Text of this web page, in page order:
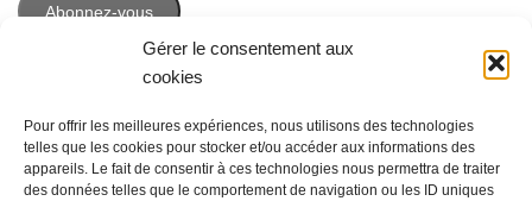
Gérer le consentement aux
cookies
Pour offrir les meilleures expériences, nous utilisons des technologies
telles que les cookies pour stocker et/ou accéder aux informations des
appareils. Le fait de consentir à ces technologies nous permettra de traiter
des données telles que le comportement de navigation ou les ID uniques
mailAbonnez-vous